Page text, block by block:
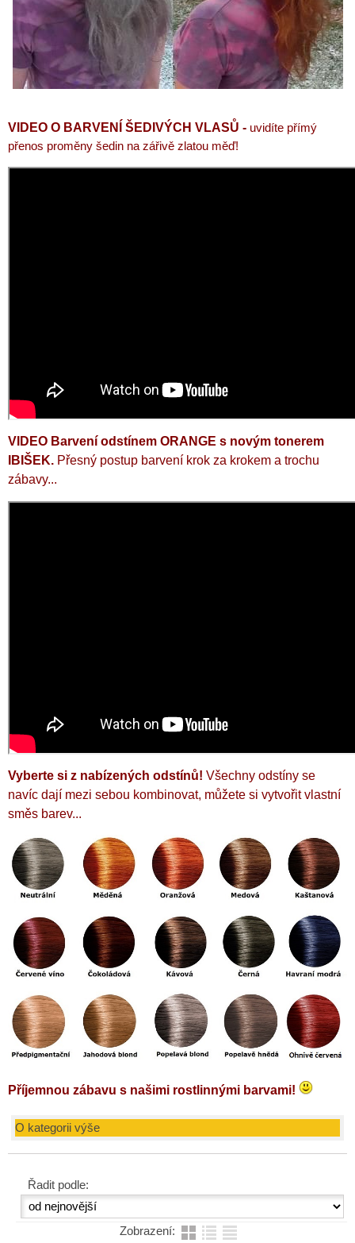
VIDEO O BARVENÍ ŠEDIVÝCH VLASŮ - uvidíte přímý
přenos proměny šedin na zářivě zlatou měď!
VIDEO Barvení odstínem ORANGE s novým tonerem
IBIŠEK. Přesný postup barvení krok za krokem a trochu
zábavy...
Vyberte si z nabízených odstínů! Všechny odstíny se
navíc dají mezi sebou kombinovat, můžete si vytvořit vlastní
směs barev...
Příjemnou zábavu s našimi rostlinnými barvami!
O kategorii výše
Řadit podle:
Zobrazení: